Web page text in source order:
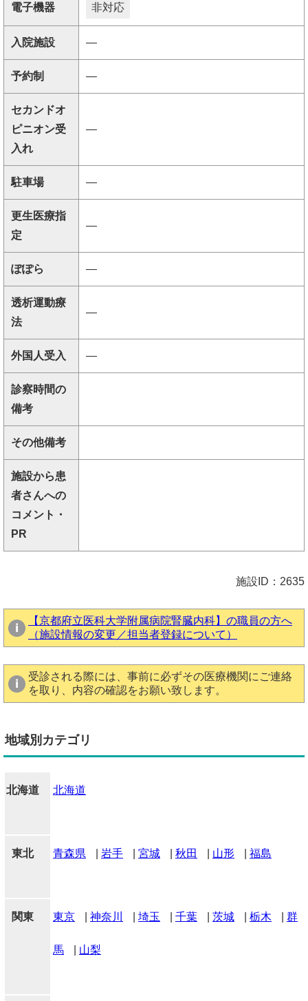
電子機器 非対応
入院施設 ―
予約制 ―
セカンドオ
ピニオン受
入れ
―
駐車場 ―
更生医療指
定
―
ぽぽら ―
透析運動療
法
―
外国人受入 ―
診察時間の
備考
その他備考
施設から患
者さんへの
コメント・
PR
施設ID：2635
【京都府立医科大学附属病院腎臓内科】の職員の方へ
（施設情報の変更／担当者登録について）
受診される際には、事前に必ずその医療機関にご連絡
を取り、内容の確認をお願い致します。
地域別カテゴリ
北海道 北海道
東北 青森県 岩手 宮城 秋田 山形 福島
関東 東京 神奈川 埼玉 千葉 茨城 栃木 群
馬 山梨